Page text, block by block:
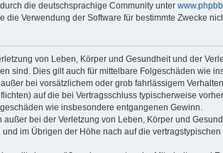
die deutschsprachige Community unter
die Verwendung der Software für bestimmte Zwecke
von Leben, Körper und Gesundheit und der
sind. Dies gilt auch für mittelbare Folgeschäden wie
bei vorsätzlichem oder grob fahrlässigem
auf die bei Vertragsschluss typischerweise
wie insbesondere entgangenen Gewinn.
bei der Verletzung von Leben, Körper und
im Übrigen der Höhe nach auf die